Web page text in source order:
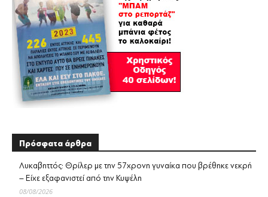
Πρόσφατα άρθρα
Λυκαβηττός: Θρίλερ με την 57χρονη γυναίκα που βρέθηκε νεκρή
– Είχε εξαφανιστεί από την Κυψέλη
08/08/2026